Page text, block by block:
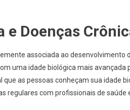
e Doenças
associada ao desenvolvimento
uma idade biológica mais
que as pessoas conheçam sua idade
regulares com profissionais de saúde